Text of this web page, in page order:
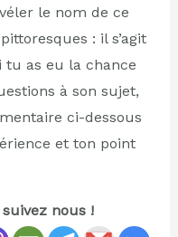
le nom de ce
: il s’agit
tu as eu la chance
à son sujet,
ci-dessous
et ton point
nous !